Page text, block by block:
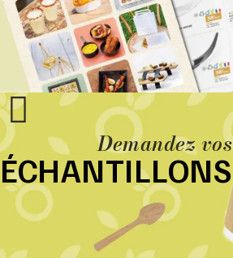
Demandez vos
ÉCHANTILLONS